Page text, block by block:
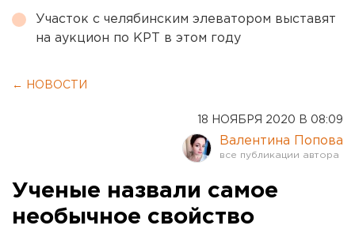
Участок с челябинским элеватором выставят
на аукцион по КРТ в этом году
← НОВОСТИ
18 НОЯБРЯ 2020 В 08:09
Валентина Попова
Ученые назвали самое
необычное свойство